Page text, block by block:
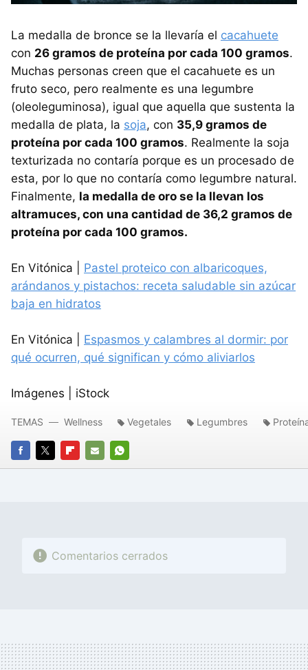
La medalla de bronce se la llevaría el cacahuete
con 26 gramos de proteína por cada 100 gramos.
Muchas personas creen que el cacahuete es un
fruto seco, pero realmente es una legumbre
(oleoleguminosa), igual que aquella que sustenta la
medalla de plata, la soja, con 35,9 gramos de
proteína por cada 100 gramos. Realmente la soja
texturizada no contaría porque es un procesado de
esta, por lo que no contaría como legumbre natural.
Finalmente, la medalla de oro se la llevan los
altramuces, con una cantidad de 36,2 gramos de
proteína por cada 100 gramos.
En Vitónica | Pastel proteico con albaricoques,
arándanos y pistachos: receta saludable sin azúcar
baja en hidratos
En Vitónica | Espasmos y calambres al dormir: por
qué ocurren, qué significan y cómo aliviarlos
Imágenes | iStock
FACEBOOK
TWITTERFLIPBOARD
E-
WHATSAPP
TEMAS Wellness Vegetales Legumbres
Comentarios cerrados